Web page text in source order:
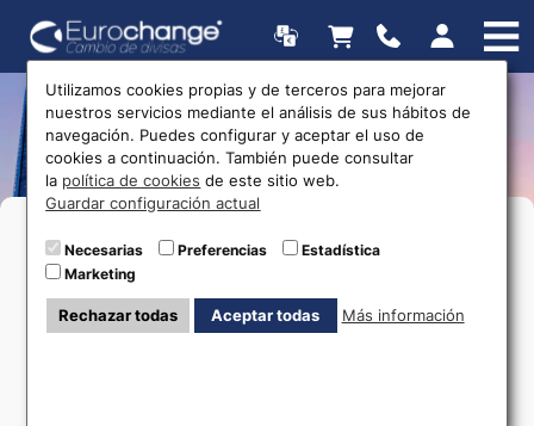
Aviso legal
1) INFORMACIÓN DEL TITULAR
En cumplimiento del artículo 10 de la Ley
Utilizamos cookies propias y de terceros para mejorar
nuestros servicios mediante el análisis de sus hábitos de
navegación. Puedes configurar y aceptar el uso de
cookies a continuación. También puede consultar
la política de cookies de este sitio web.
Guardar configuración actual
Necesarias Preferencias
Estadística
Marketing
Rechazar todas Aceptar todas Más información